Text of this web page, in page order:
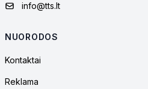
info@tts.lt
NUORODOS
Kontaktai
Reklama